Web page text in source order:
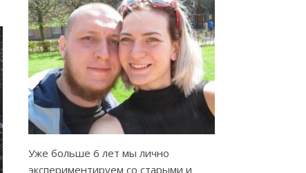
Уже больше 6 лет мы лично
экспериментируем со старыми и